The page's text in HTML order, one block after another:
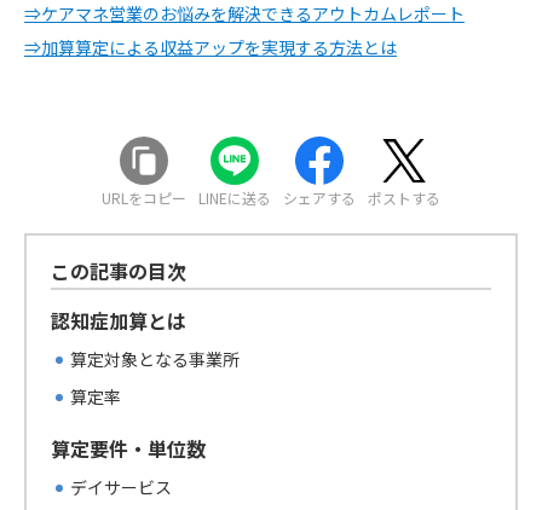
⇒ケアマネ営業のお悩みを解決できるアウトカムレポート
⇒加算算定による収益アップを実現する方法とは
URLをコピー LINEに送る シェアする ポストする
この記事の目次
認知症加算とは
算定対象となる事業所
算定率
算定要件・単位数
デイサービス